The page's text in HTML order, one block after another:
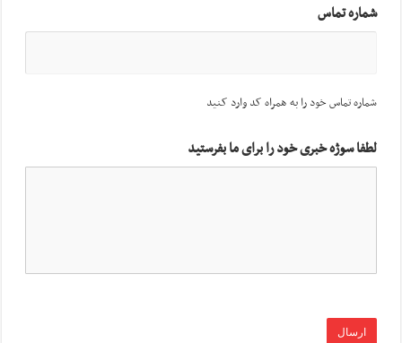
شماره تماس
شماره تماس خود را به همراه کد وارد کنید
لطفا سوژه خبری خود را برای ما بفرستید